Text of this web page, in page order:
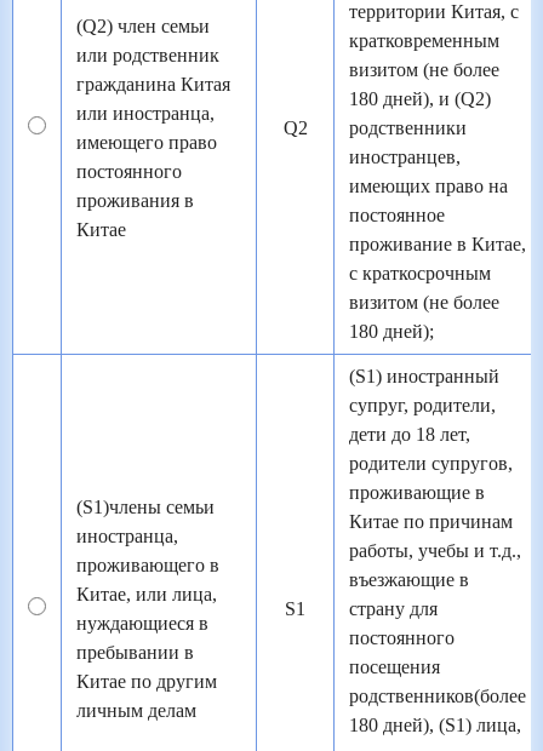
(Q2) член семьи
или родственник
гражданина Китая
или иностранца,
имеющего право
постоянного
проживания в
Китае
Q2
территории Китая, с
кратковременным
визитом (не более
180 дней), и (Q2)
родственники
иностранцев,
имеющих право на
постоянное
проживание в Китае,
с краткосрочным
визитом (не более
180 дней);
(S1)члены семьи
иностранца,
проживающего в
Китае, или лица,
нуждающиеся в
пребывании в
Китае по другим
личным делам
S1
(S1) иностранный
супруг, родители,
дети до 18 лет,
родители супругов,
проживающие в
Китае по причинам
работы, учебы и т.д.,
въезжающие в
страну для
постоянного
посещения
родственников(более
180 дней), (S1) лица,